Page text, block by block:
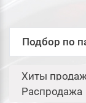
Подбор по
Бренд:
Свернуть
Composite
Хиты
Распродажа